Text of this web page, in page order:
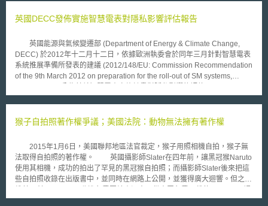
英國DECC發佈實施智慧電表對隱私影響評估報告
英國能源與氣候變遷部 (Department of Energy & Climate Change,
DECC) 於2012年十二月十二日，依據歐洲執委會於同年三月針對智慧電表
系統推展準備所發表的建議 (2012/148/EU: Commission Recommendation
of the 9th March 2012 on preparation for the roll-out of SM systems,
Impact Assessment)。 該項評估羅列了十一項面向，分別探討其可能
經授權資料近取的安全性管理，中央、地方政府機關及執法單位為他途而對
菲瑪 (Baroness Verma) 表示: 消費者是最重要的，因此能源與氣候變遷部在
推動智慧電表實施的同時，亦致力於隱私、安全、消費者保護及通信等議題
的處理。 除此之外，DECC並針對應如何]執行歐盟於同年十月二十五
日通過的能源效率指令(Energy Efficient Directive 2012/27/EC) 中，第十條
猴子自拍照著作權爭議；美國法院：動物無法擁有著作權
2015年1月6日，美國聯邦地區法官裁定，猴子用照相機自拍，猴子無
法取得自拍照的著作權。 英國攝影師Slater在四年前，讓黑冠猴Naruto
使用其相機，成功的拍出了罕見的黑冠猴自拍照；而攝影師Slater後來把這
些自拍照收錄在出版書中，並同時在網路上公開，並獲得廣大迴響。但之後
為則認為這些照片的著作權已經被英國官方認可屬於Slater所開設的公司，